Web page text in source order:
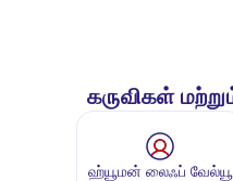
கருவிகள்
ஹ்யூமன் லைஃப் வேல்யூ